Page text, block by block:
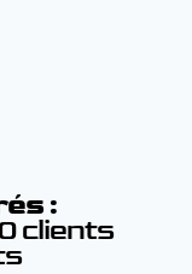
:
clients